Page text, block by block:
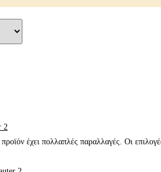
έχει πολλαπλές παραλλαγές. Οι